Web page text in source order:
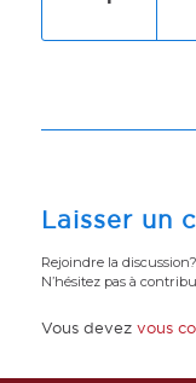
Laisser un
Rejoindre la discussion?
N’hésitez pas à
Vous devez vous